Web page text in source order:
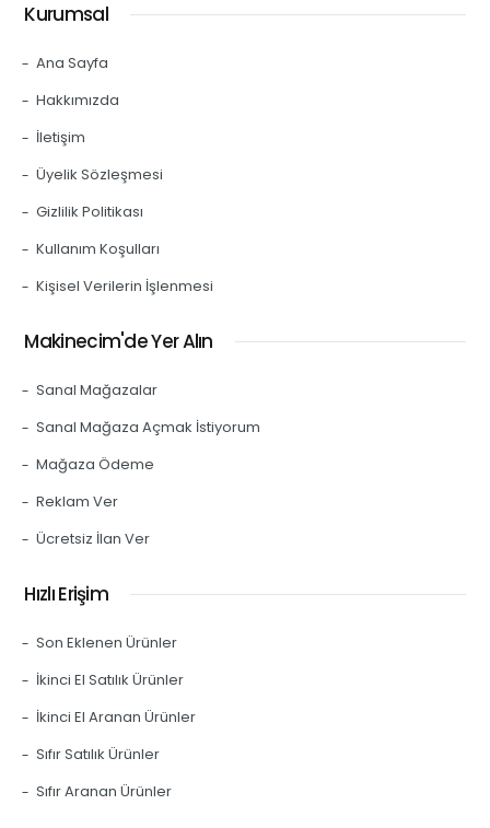
Kurumsal
Ana Sayfa
Hakkımızda
İletişim
Üyelik Sözleşmesi
Gizlilik Politikası
Kullanım Koşulları
Kişisel Verilerin İşlenmesi
Makinecim'de Yer Alın
Sanal Mağazalar
Sanal Mağaza Açmak İstiyorum
Mağaza Ödeme
Reklam Ver
Ücretsiz İlan Ver
Hızlı Erişim
Son Eklenen Ürünler
İkinci El Satılık Ürünler
İkinci El Aranan Ürünler
Sıfır Satılık Ürünler
Sıfır Aranan Ürünler